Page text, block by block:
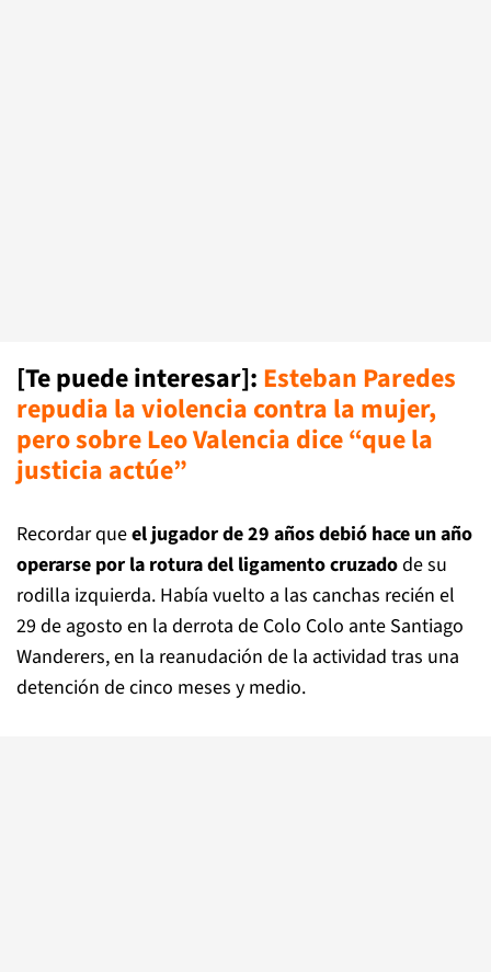
[Te puede interesar]: Esteban Paredes
repudia la violencia contra la mujer,
pero sobre Leo Valencia dice “que la
justicia actúe”
Recordar queel jugador de 29 años debió hace un año
operarse por la rotura del ligamento cruzadode su
rodilla izquierda. Había vuelto a las canchas recién el
29 de agosto en la derrota de Colo Colo ante Santiago
Wanderers, en la reanudación de la actividad tras una
detención de cinco meses y medio.